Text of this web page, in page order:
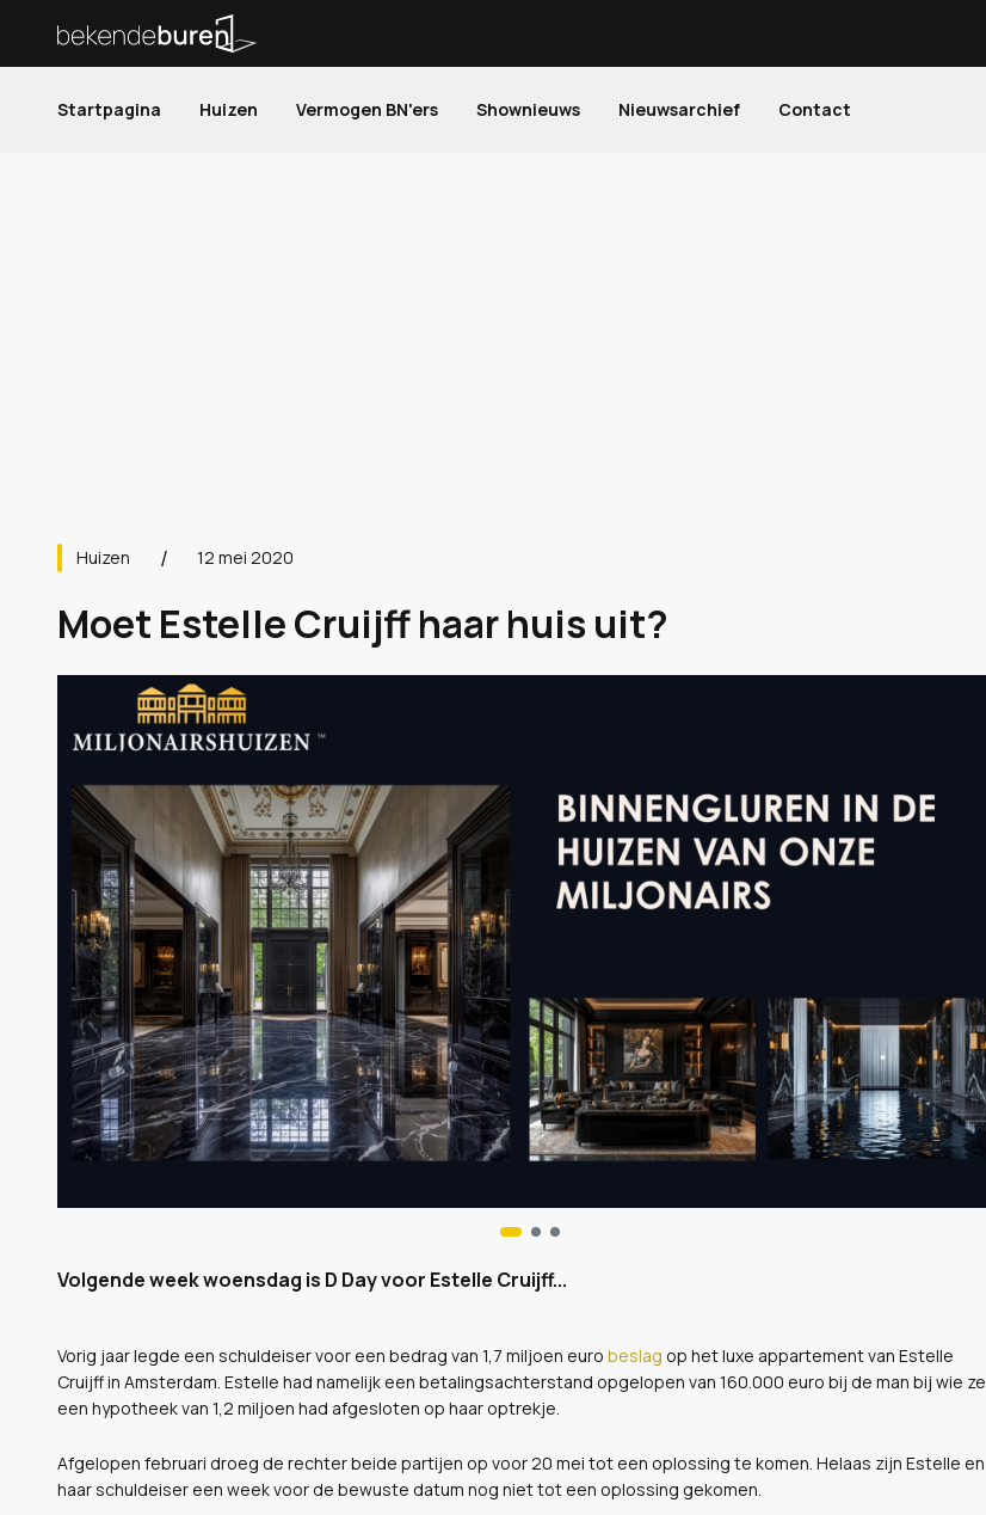
Startpagina Huizen Vermogen BN'ers Shownieuws Nieuwsarchief Contact
Huizen 12 mei 2020
Moet Estelle Cruijff haar huis uit?
Volgende week woensdag is D Day voor Estelle Cruijff...
Vorig jaar legde een schuldeiser voor een bedrag van 1,7 miljoen euro beslag op het luxe appartement van Estelle
Cruijff in Amsterdam. Estelle had namelijk een betalingsachterstand opgelopen van 160.000 euro bij de man bij wie ze
een hypotheek van 1,2 miljoen had afgesloten op haar optrekje.
Afgelopen februari droeg de rechter beide partijen op voor 20 mei tot een oplossing te komen. Helaas zijn Estelle en
haar schuldeiser een week voor de bewuste datum nog niet tot een oplossing gekomen.